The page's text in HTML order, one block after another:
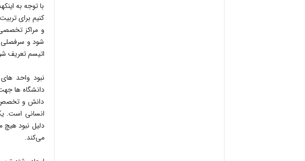
با توجه به
کنیم برای
و مراکز
شود و سرفصلی
اتیسم تعریف
نبود واحد
دانشگاه ها
دانش و تخصص
انسانی است.
دلیل نبود هیچ
می‌کند.